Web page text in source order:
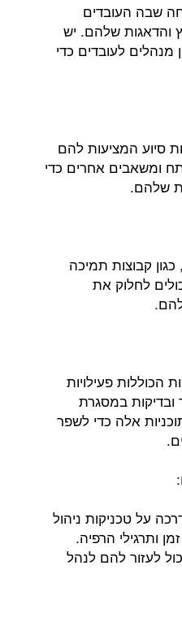
שבה העובדים
והדאגות שלהם. יש
מנהלים לעובדים כדי
סיוע המציעות להם
ומשאבים אחרים כדי
שלהם.
קבוצות תמיכה
לחלוק את
הכוללות פעילויות
ובדיקות במסגרת
אלה כדי לשפר
על טכניקות ניהול
ותרגילי הרפיה.
לעזור להם לנהל